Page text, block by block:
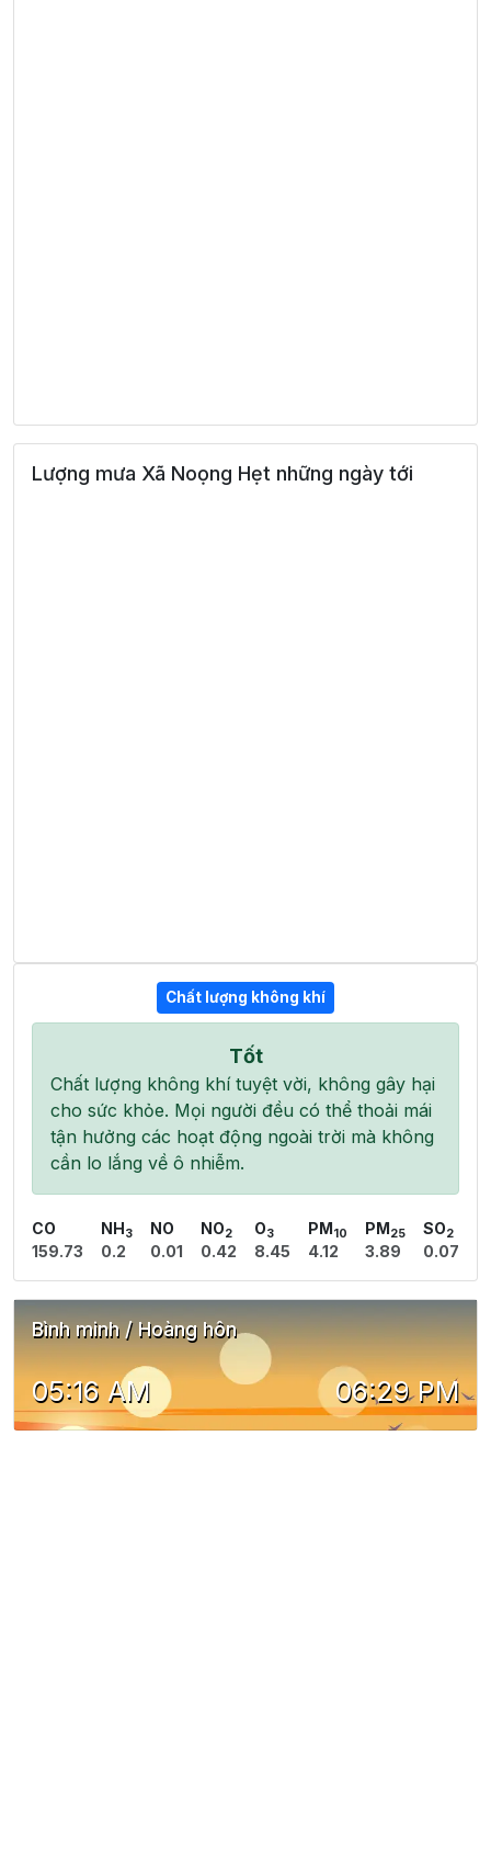
Lượng mưa Xã Noọng Hẹt những ngày tới
Chất lượng không khí
Tốt
Chất lượng không khí tuyệt vời, không gây hại
cho sức khỏe. Mọi người đều có thể thoải mái
tận hưởng các hoạt động ngoài trời mà không
cần lo lắng về ô nhiễm.
CO
159.73
NH 3
0.2
NO
0.01
NO2
0.42
O3
8.45
PM 10
4.12
PM 25
3.89
SO2
0.07
Bình minh / Hoàng hôn
05:16 AM 06:29 PM